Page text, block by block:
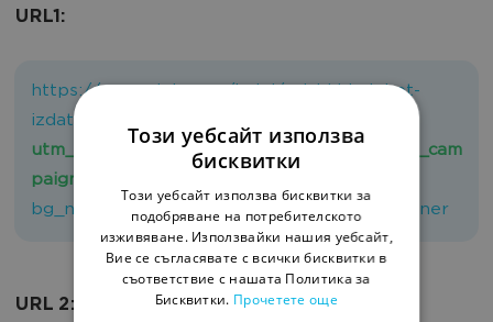
URL1:
https://www.ciela.com/knigi/vsichki-knigi-ot-
izdatelstvo-ciela?
utm_source
=inbox&
utm_cam
paign
bg_newsletter_01032023&utm_content =banner
URL 2:
Този уебсайт използва
бисквитки
Този уебсайт използва бисквитки за
подобряване на потребителското
изживяване. Използвайки нашия уебсайт,
Вие се съгласявате с всички бисквитки в
съответствие с нашата Политика за
Бисквитки. Прочетете още